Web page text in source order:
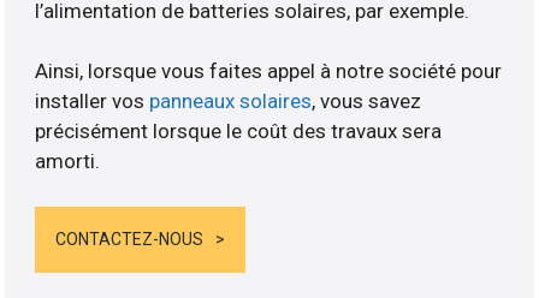
l’alimentation de batteries solaires, par exemple.
Ainsi, lorsque vous faites appel à notre société pour
installer vos panneaux solaires, vous savez
précisément lorsque le coût des travaux sera
amorti.
CONTACTEZ-NOUS